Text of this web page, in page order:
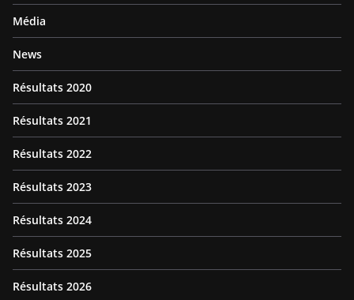
Média
News
Résultats 2020
Résultats 2021
Résultats 2022
Résultats 2023
Résultats 2024
Résultats 2025
Résultats 2026